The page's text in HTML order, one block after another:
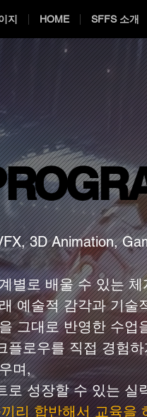
지 HOME SFFS 소개
3D Animation,
별로 배울 수 있는
예술적 감각과 기
그대로 반영한 수업
플로우를 직접 경험
며,
로 성장할 수 있는 실
리 합반해서 교육을